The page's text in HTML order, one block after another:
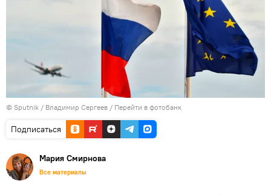
© Sputnik / Владимир Сергеев / Перейти в фотобанк
Подписаться
Мария Смирнова
Все материалы